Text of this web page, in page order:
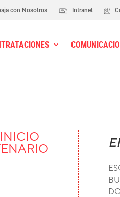
con Nosotros Intranet